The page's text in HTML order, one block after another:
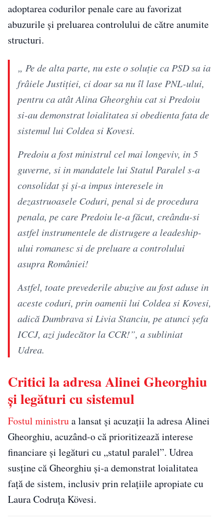
adoptarea codurilor penale care au favorizat
abuzurile și preluarea controlului de către anumite
structuri.
„ Pe de alta parte, nu este o soluție ca PSD sa ia
frâiele Justiției, ci doar sa nu îl lase PNL-ului,
pentru ca atât Alina Gheorghiu cat si Predoiu
si-au demonstrat loialitatea si obedienta fata de
sistemul lui Coldea si Kovesi.
Predoiu a fost ministrul cel mai longeviv, in 5
guverne, si in mandatele lui Statul Paralel s-a
consolidat și și-a impus interesele in
dezastruoasele Coduri, penal si de procedura
penala, pe care Predoiu le-a făcut, creându-si
astfel instrumentele de distrugere a leadeship-
ului romanesc si de preluare a controlului
asupra României!
Astfel, toate prevederile abuzive au fost aduse in
aceste coduri, prin oamenii lui Coldea si Kovesi,
adică Dumbrava si Livia Stanciu, pe atunci șefa
ICCJ, azi judecător la CCR!”, a subliniat
Udrea.
Critici la adresa Alinei Gheorghiu
și legături cu sistemul
Fostul ministrua lansat și acuzații la adresa Alinei
Gheorghiu, acuzând-o că prioritizează interese
financiare și legături cu „statul paralel”. Udrea
susține că Gheorghiu și-a demonstrat loialitatea
față de sistem, inclusiv prin relațiile apropiate cu
Laura Codruța Kövesi.